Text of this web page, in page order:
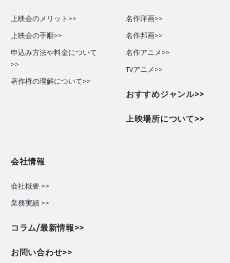
上映会のメリット>>
上映会の手順>>
申込み方法や料金について
>>
著作権の理解について>>
名作洋画>>
名作邦画>>
名作アニメ>>
TVアニメ>>
おすすめジャンル>>
上映場所について>>
会社情報
会社概要 >>
業務実績 >>
コラム/最新情報>>
お問い合わせ>>